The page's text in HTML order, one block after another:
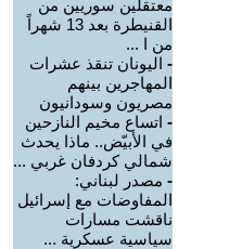
معتقلين سوريين من
القنيطرة بعد 13 شهراً
من ا ...
- اليونان تنقذ عشرات
المهاجرين بينهم
مصريون وسودانيون
- اتساع مخيم النازحين
في الأبيّض.. ماذا يحدث
شمالي كردفان غربي ...
- مصدر لبناني:
المفاوضات مع إسرائيل
ناقشت مسارات
سياسية عسكرية ...